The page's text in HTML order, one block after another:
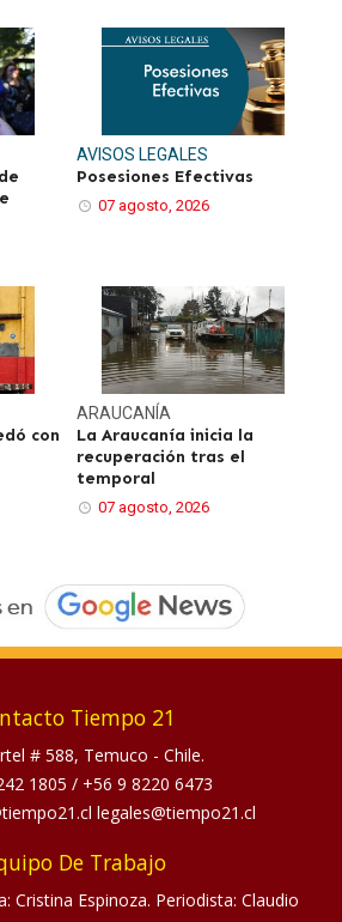
AVISOS LEGALES
Posesiones Efectivas
07 agosto, 2026
con
ARAUCANÍA
La Araucanía inicia la
recuperación tras el
temporal
07 agosto, 2026
Tiempo 21
# 588, Temuco - Chile.
1805 / +56 9 8220 6473
legales@tiempo21.cl
De Trabajo
Cristina Espinoza. Periodista: Claudio